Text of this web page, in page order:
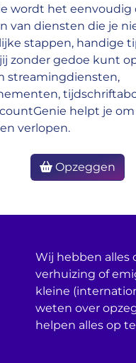
wordt het eenvoudig
van diensten die je
stappen, handige
zonder gedoe kunt
streamingdiensten,
helpt je om
verlopen.
Opzeggen
Wij hebben alles
verhuizing of
kleine
weten over
helpen alles op